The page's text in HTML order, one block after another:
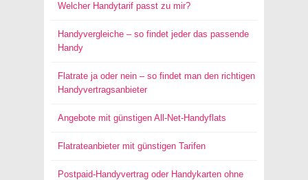
Welcher Handytarif passt zu mir?
Handyvergleiche – so findet jeder das passende
Handy
Flatrate ja oder nein – so findet man den richtigen
Handyvertragsanbieter
Angebote mit günstigen All-Net-Handyflats
Flatrateanbieter mit günstigen Tarifen
Postpaid-Handyvertrag oder Handykarten ohne